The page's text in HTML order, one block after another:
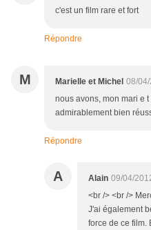
c'est un film rare et fort
Répondre
M Marielle et Michel 08/
nous avons, mon mari e
admirablement bien
Répondre
A Alain 09/04/
<br /> <br />
J'ai également
force de ce film.